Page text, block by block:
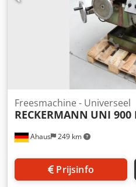
Documentatie Staat: goed,
Ahaus 249 km
Freesmachine - Universeel
RECKERMANN UNI 900
Prijsinfo